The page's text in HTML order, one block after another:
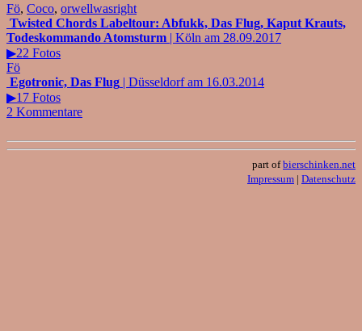
Fö, Coco, orwellwasright
Twisted Chords Labeltour: Abfukk, Das Flug, Kaput Krauts,
Todeskommando Atomsturm | Köln am 28.09.2017
▶22 Fotos
Fö
Egotronic, Das Flug | Düsseldorf am 16.03.2014
▶17 Fotos
2 Kommentare
part ofbierschinken.net
Impressum | Datenschutz